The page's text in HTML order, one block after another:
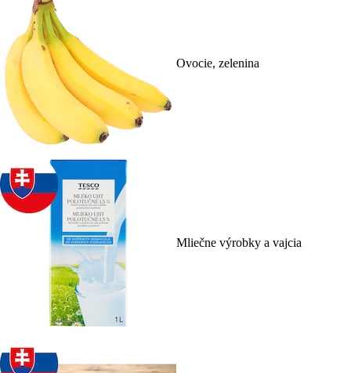
Ovocie, zelenina
Mliečne výrobky a vajcia